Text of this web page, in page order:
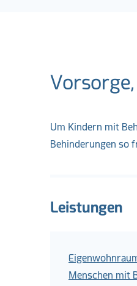
Um Kindern mit
Behinderungen so
Leistungen
Menschen mit